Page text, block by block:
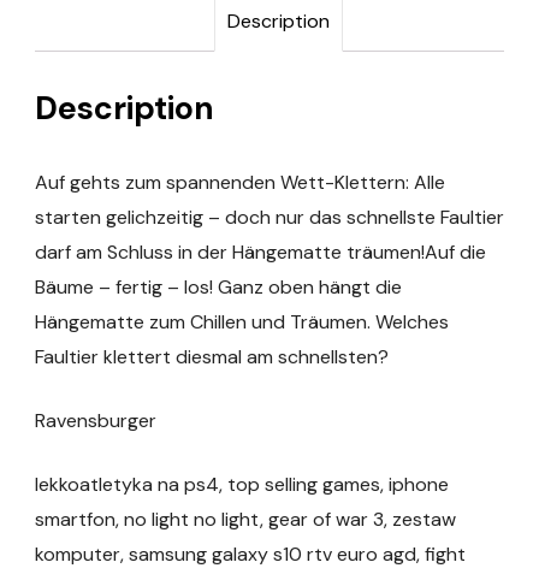
Description
Description
Auf gehts zum spannenden Wett-Klettern: Alle
starten gelichzeitig – doch nur das schnellste Faultier
darf am Schluss in der Hängematte träumen!Auf die
Bäume – fertig – los! Ganz oben hängt die
Hängematte zum Chillen und Träumen. Welches
Faultier klettert diesmal am schnellsten?
Ravensburger
lekkoatletyka na ps4, top selling games, iphone
smartfon, no light no light, gear of war 3, zestaw
komputer, samsung galaxy s10 rtv euro agd, fight